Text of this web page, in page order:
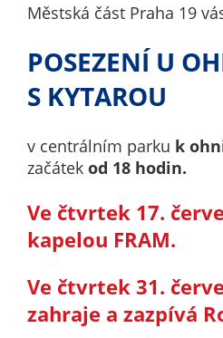
Městská část Praha 19
POSEZENÍ U
S KYTAROU
v centrálním parku k
začátek od 18 hodin.
Ve čtvrtek 17.
kapelou FRAM.
Ve čtvrtek 31.
zahraje a zazpívá